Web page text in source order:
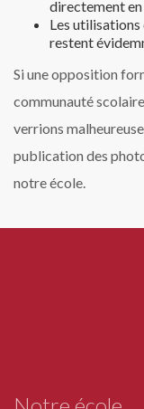
directement
Les
restent
Si une opposition
communauté
verrions
publication des
notre école.